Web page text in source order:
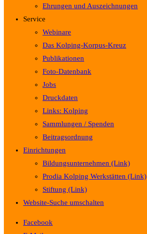
Ehrungen und Auszeichnungen
Service
Webinare
Das Kolping-Korpus-Kreuz
Publikationen
Foto-Datenbank
Jobs
Druckdaten
Links: Kolping
Sammlungen / Spenden
Beitragsordnung
Einrichtungen
Bildungsunternehmen (Link)
Prodia Kolping Werkstätten (Link)
Stiftung (Link)
Website-Suche umschalten
Facebook